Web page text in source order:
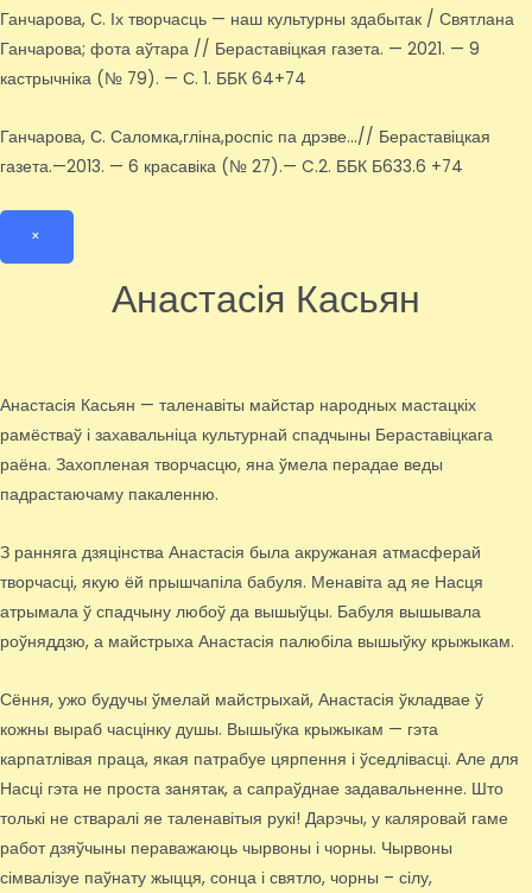
Ганчарова, С. Іх творчасць — наш культурны здабытак / Святлана
Ганчарова; фота аўтара // Бераставіцкая газета. — 2021. — 9
кастрычніка (№ 79). — С. 1. ББК 64+74
Ганчарова, С. Саломка,гліна,роспіс па дрэве…// Бераставіцкая
газета.—2013. — 6 красавіка (№ 27).— C.2. ББК Б633.6 +74
×
Анастасія Касьян
Анастасія Касьян — таленавіты майстар народных мастацкіх
рамёстваў і захавальніца культурнай спадчыны Бераставіцкага
раёна. Захопленая творчасцю, яна ўмела перадае веды
падрастаючаму пакаленню.
З ранняга дзяцінства Анастасія была акружаная атмасферай
творчасці, якую ёй прышчапіла бабуля. Менавіта ад яе Насця
атрымала ў спадчыну любоў да вышыўцы. Бабуля вышывала
роўняддзю, а майстрыха Анастасія палюбіла вышыўку крыжыкам.
Сёння, ужо будучы ўмелай майстрыхай, Анастасія ўкладвае ў
кожны выраб часцінку душы. Вышыўка крыжыкам — гэта
карпатлівая праца, якая патрабуе цярпення і ўседлівасці. Але для
Насці гэта не проста занятак, а сапраўднае задавальненне. Што
толькі не стваралі яе таленавітыя рукі! Дарэчы, у каляровай гаме
работ дзяўчыны пераважаюць чырвоны і чорны. Чырвоны
сімвалізуе паўнату жыцця, сонца і святло, чорны – сілу,